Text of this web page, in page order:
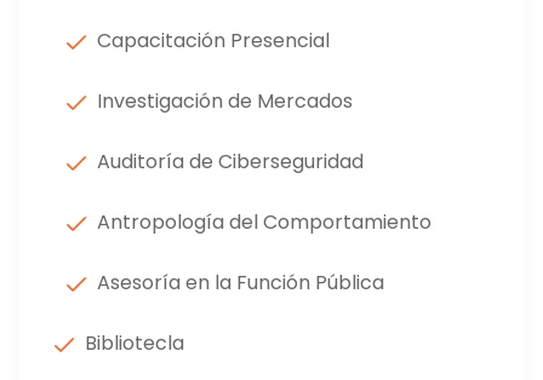
Capacitación Presencial
Investigación de Mercados
Auditoría de Ciberseguridad
Antropología del Comportamiento
Asesoría en la Función Pública
Bibliotecla